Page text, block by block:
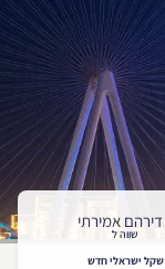
שווה ל
שקל ישראלי חדש